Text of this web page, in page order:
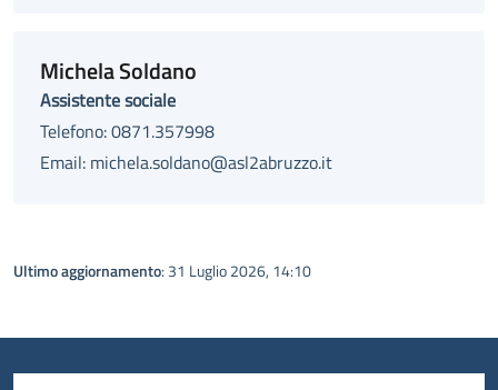
Michela Soldano
Assistente sociale
Telefono: 0871.357998
Email: michela.soldano@asl2abruzzo.it
Ultimo aggiornamento: 31 Luglio 2026, 14:10